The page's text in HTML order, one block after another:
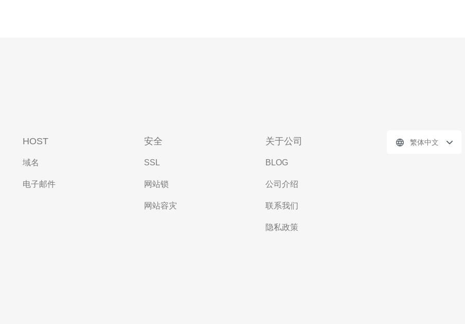
HOST
域名
电子邮件
安全
SSL
网站锁
网站容灾
关于公司
BLOG
公司介绍
联系我们
隐私政策
繁体中文